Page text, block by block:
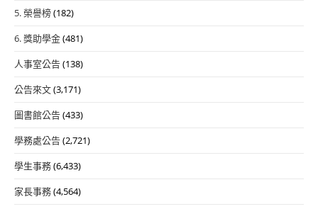
5. 榮譽榜(182)
6. 獎助學金(481)
人事室公告(138)
公告來文(3,171)
圖書館公告(433)
學務處公告(2,721)
學生事務(6,433)
家長事務(4,564)